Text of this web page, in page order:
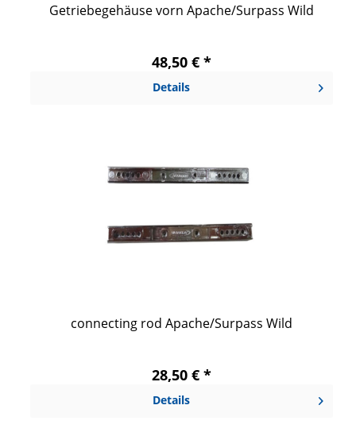
Getriebegehäuse vorn Apache/Surpass Wild
48,50 € *
Details
connecting rod Apache/Surpass Wild
28,50 € *
Details